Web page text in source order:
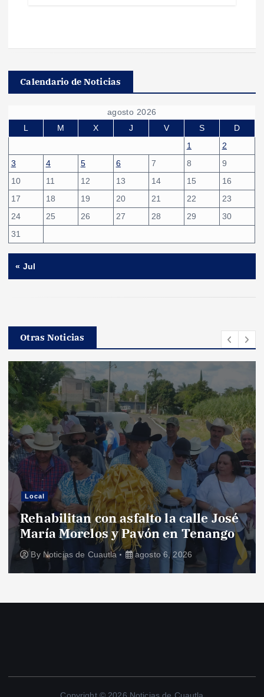
Calendario de Noticias
agosto 2026
L
M X J V S
D
1
2
3
4 5 6 7 8
9
10
11 12 13 14 15
16
17
18 19 20 21 22
23
24
25 26 27 28 29
30
31
« Jul
Otras Noticias
Local
Rehabilitan con asfalto la calle José
María Morelos y Pavón en Tenango
By Noticias de Cuautla agosto 6, 2026